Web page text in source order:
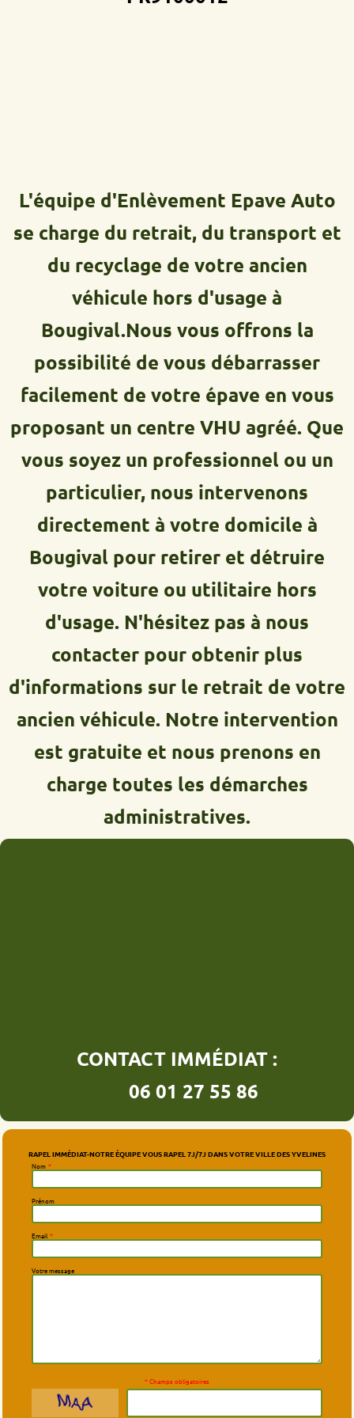
L'équipe d'Enlèvement Epave Auto
se charge du retrait, du transport et
du recyclage de votre ancien
véhicule hors d'usage à
Bougival.Nous vous offrons la
possibilité de vous débarrasser
facilement de votre épave en vous
proposant un centre VHU agréé. Que
vous soyez un professionnel ou un
particulier, nous intervenons
directement à votre domicile à
Bougival pour retirer et détruire
votre voiture ou utilitaire hors
d'usage. N'hésitez pas à nous
contacter pour obtenir plus
d'informations sur le retrait de votre
ancien véhicule. Notre intervention
est gratuite et nous prenons en
charge toutes les démarches
administratives.
CONTACT IMMÉDIAT :
06 01 27 55 86
RAPEL IMMÉDIAT-NOTRE ÉQUIPE VOUS RAPEL 7J/7J DANS VOTRE VILLE DES YVELINES
Nom *
Prénom
Email *
Votre message
* Champs obligatoires